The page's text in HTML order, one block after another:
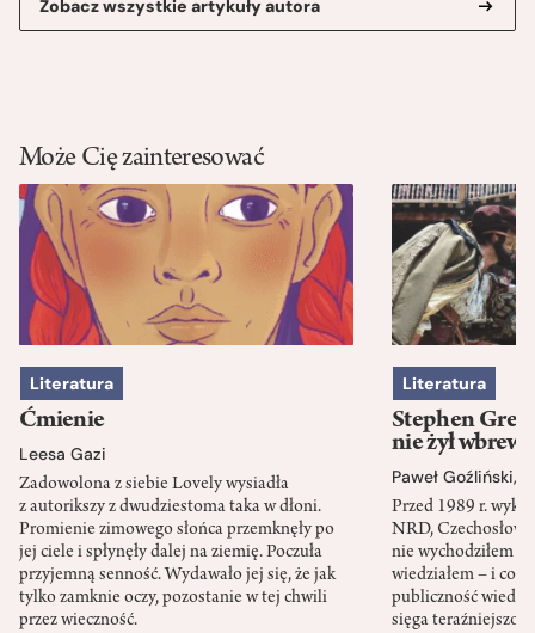
Zobacz wszystkie artykuły autora
Może Cię zainteresować
Literatura
Ćmienie
Leesa Gazi
Zadowolona z siebie Lovely wysiadła
z autorikszy z dwudziestoma taka w dłoni.
Promienie zimowego słońca przemknęły po
jej ciele i spłynęły dalej na ziemię. Poczuła
przyjemną senność. Wydawało jej się, że jak
tylko zamknie oczy, pozostanie w tej chwili
przez wieczność.
Literatura
Stephen
nie żył wbrew
Paweł Goźliński,
Przed 1989 r.
NRD,
nie wychodziłem
wiedziałem – i co
publiczność
sięga